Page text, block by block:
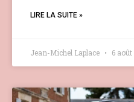
LIRE LA SUITE »
Jean-Michel Laplace 6